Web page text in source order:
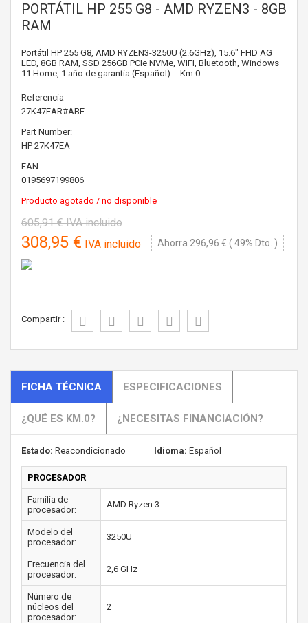
PORTÁTIL HP 255 G8 - AMD RYZEN3 - 8GB
RAM
Portátil HP 255 G8, AMD RYZEN3-3250U (2.6GHz), 15.6" FHD AG
LED, 8GB RAM, SSD 256GB PCIe NVMe, WIFI, Bluetooth, Windows
11 Home, 1 año de garantía (Español) - -Km.0-
Referencia
27K47EAR#ABE
Part Number:
HP 27K47EA
EAN:
0195697199806
Producto agotado / no disponible
605,91 €IVA incluido
308,95 € IVA incluido Ahorra 296,96 € ( 49% Dto. )
Compartir :
FICHA TÉCNICA ESPECIFICACIONES
¿QUÉ ES KM.0? ¿NECESITAS FINANCIACIÓN?
Estado: Reacondicionado Idioma: Español
PROCESADOR
Familia de
procesador:
AMD Ryzen 3
Modelo del
procesador:
3250U
Frecuencia del
procesador:
2,6 GHz
Número de
núcleos del
procesador:
2